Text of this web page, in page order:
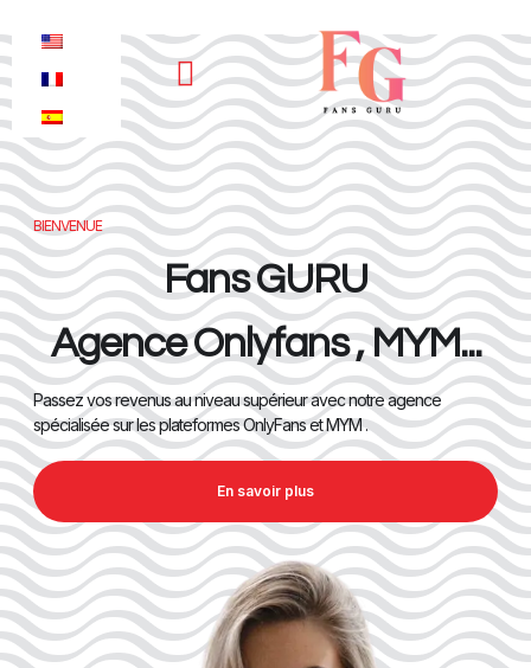
BIENVENUE
Fans GURU
Agence Onlyfans , MYM...
Passez vos revenus au niveau supérieur avec notre agence
spécialisée sur les plateformes OnlyFans et MYM .
En savoir plus